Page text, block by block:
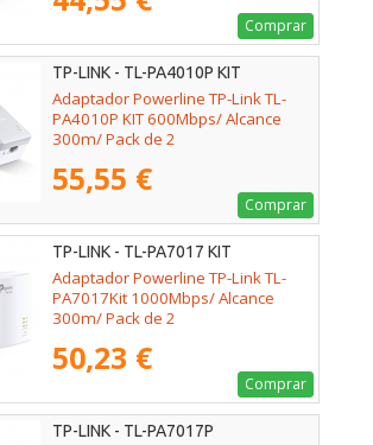
Comprar
TP-LINK - TL-PA4010P KIT
Adaptador Powerline TP-Link TL-
PA4010P KIT 600Mbps/ Alcance
300m/ Pack de 2
55,55 €
Comprar
TP-LINK - TL-PA7017 KIT
Adaptador Powerline TP-Link TL-
PA7017Kit 1000Mbps/ Alcance
300m/ Pack de 2
50,23 €
Comprar
TP-LINK - TL-PA7017P